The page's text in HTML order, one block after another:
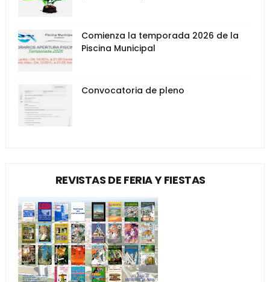
Comienza la temporada 2026 de la
Piscina Municipal
Convocatoria de pleno
REVISTAS DE FERIA Y FIESTAS